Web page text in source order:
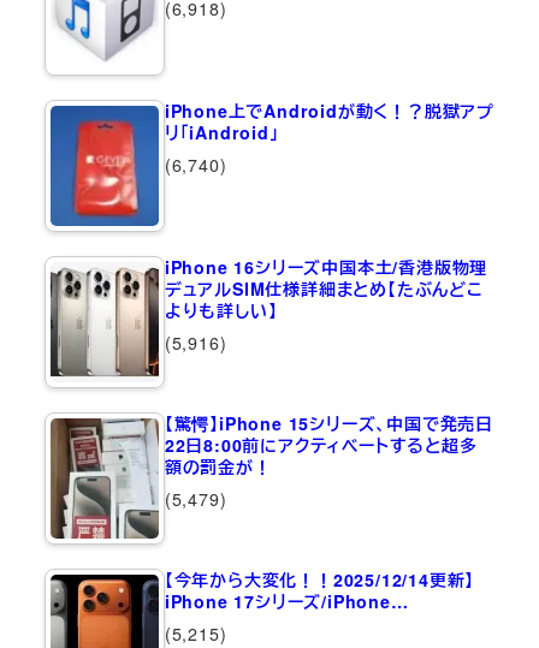
(6,918)
iPhone上でAndroidが動く！？脱獄アプ
リ「iAndroid」
(6,740)
iPhone 16シリーズ中国本土/香港版物理
デュアルSIM仕様詳細まとめ【たぶんどこ
よりも詳しい】
(5,916)
【驚愕】iPhone 15シリーズ、中国で発売日
22日8:00前にアクティベートすると超多
額の罰金が！
(5,479)
【今年から大変化！！2025/12/14更新】
iPhone 17シリーズ/iPhone…
(5,215)